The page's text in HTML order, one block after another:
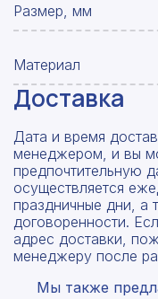
Размер, мм
Материал
Доставка
Дата и время
менеджером, и вы
предпочтительную
осуществляется
праздничные дни, а
договоренности.
адрес доставки,
менеджеру после
Мы также